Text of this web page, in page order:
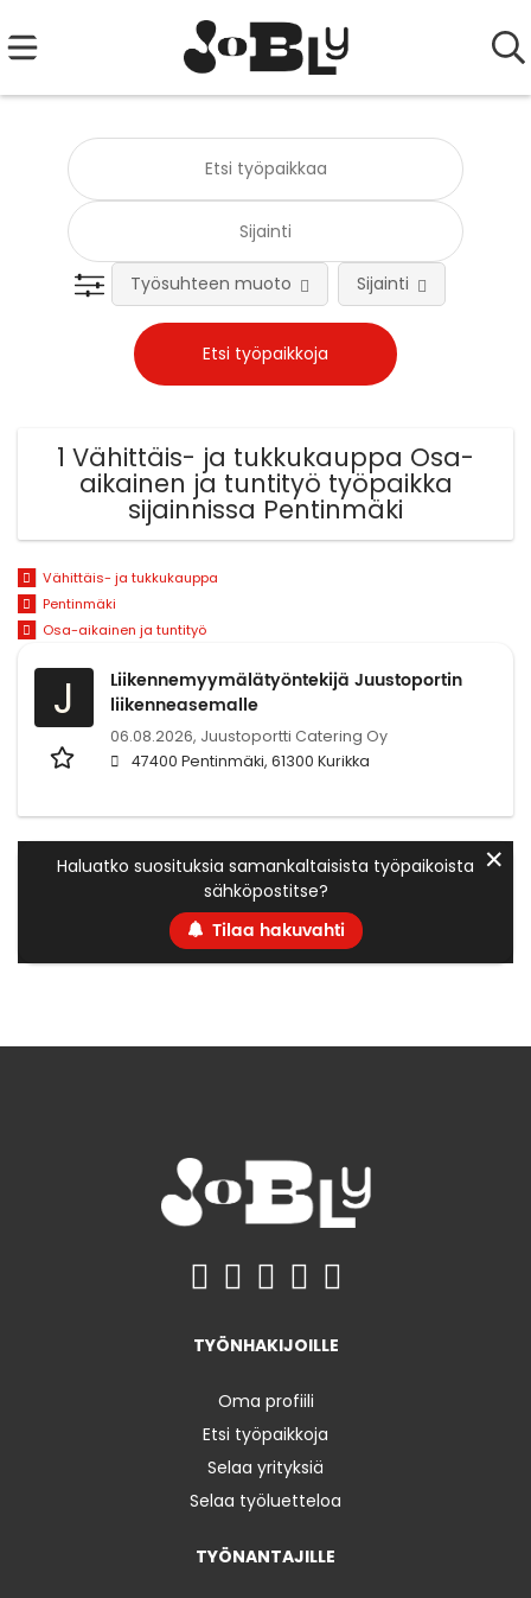
Työsuhteen muoto Sijainti
1 Vähittäis- ja tukkukauppa Osa-
aikainen ja tuntityö työpaikka
sijainnissa Pentinmäki
Vähittäis- ja tukkukauppa
Pentinmäki
Osa-aikainen ja tuntityö
J
Liikennemyymälätyöntekijä Juustoportin
liikenneasemalle
06.08.2026, Juustoportti Catering Oy
47400 Pentinmäki, 61300 Kurikka
Haluatko suosituksia samankaltaisista työpaikoista
sähköpostitse?
Tilaa hakuvahti
✕
TYÖNHAKIJOILLE
Oma profiili
Etsi työpaikkoja
Selaa yrityksiä
Selaa työluetteloa
TYÖNANTAJILLE